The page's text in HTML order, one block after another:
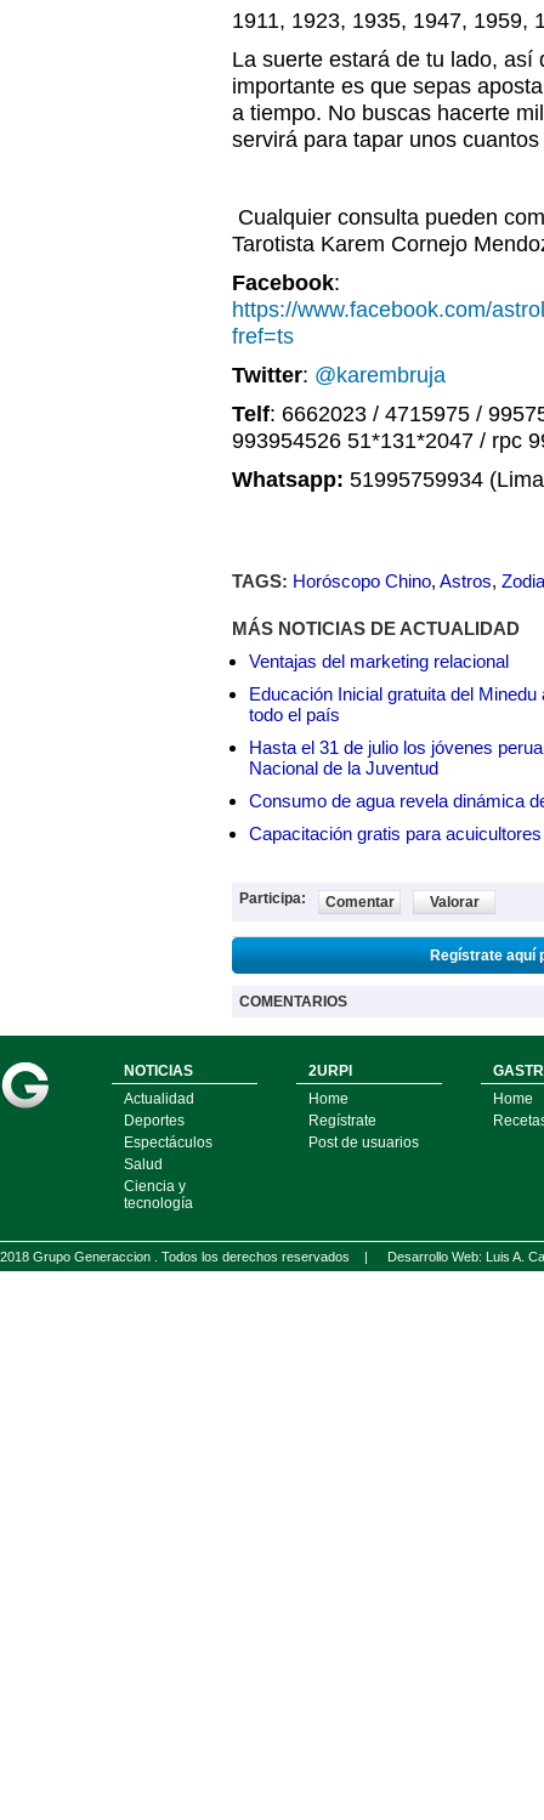
1911, 1923, 1935, 1947, 1959,
La suerte estará de tu lado,
importante es que sepas
a tiempo. No buscas hacerte
servirá para tapar unos
Cualquier consulta pueden
Tarotista Karem Cornejo
Facebook:
https://www.facebook.com/
fref=ts
Twitter: @karembruja
Telf: 6662023 / 4715975 /
993954526 51*131*2047 / rpc
Whatsapp: 51995759934
TAGS: Horóscopo Chino, Astros,
MÁS NOTICIAS DE ACTUALIDAD
Ventajas del marketing relacional
Educación Inicial gratuita del
todo el país
Hasta el 31 de julio los jóvenes
Nacional de la Juventud
Consumo de agua revela dinámica
Capacitación gratis para
Participa: Comentar Valorar
Regístrate aquí
COMENTARIOS
NOTICIAS
Actualidad
Deportes
Espectáculos
Salud
Ciencia y
tecnología
2URPI
Home
Regístrate
Post de usuarios
Home
2018 Grupo Generaccion . Todos los derechos reservados | Desarrollo Web: Luis